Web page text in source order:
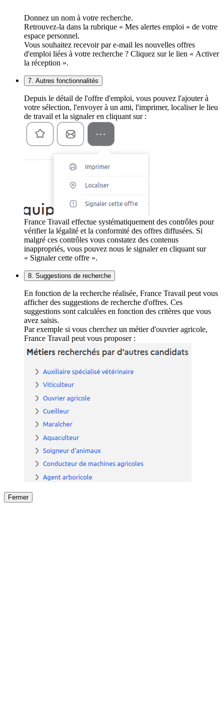
Donnez un nom à votre recherche.
Retrouvez-la dans la rubrique « Mes alertes emploi » de votre
espace personnel.
Vous souhaitez recevoir par e-mail les nouvelles offres
d'emploi liées à votre recherche ? Cliquez sur le lien « Activer
la réception ».
7. Autres fonctionnalités
Depuis le détail de l'offre d'emploi, vous pouvez l'ajouter à
votre sélection, l'envoyer à un ami, l'imprimer, localiser le lieu
de travail et la signaler en cliquant sur :
France Travail effectue systématiquement des contrôles pour
vérifier la légalité et la conformité des offres diffusées. Si
malgré ces contrôles vous constatez des contenus
inappropriés, vous pouvez nous le signaler en cliquant sur
« Signaler cette offre ».
8. Suggestions de recherche
En fonction de la recherche réalisée, France Travail peut vous
afficher des suggestions de recherche d'offres. Ces
suggestions sont calculées en fonction des critères que vous
avez saisis.
Par exemple si vous cherchez un métier d'ouvrier agricole,
France Travail peut vous proposer :
Fermer